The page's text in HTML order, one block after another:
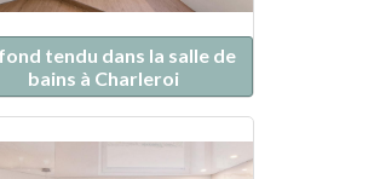
tendu dans la salle de
bains à Charleroi